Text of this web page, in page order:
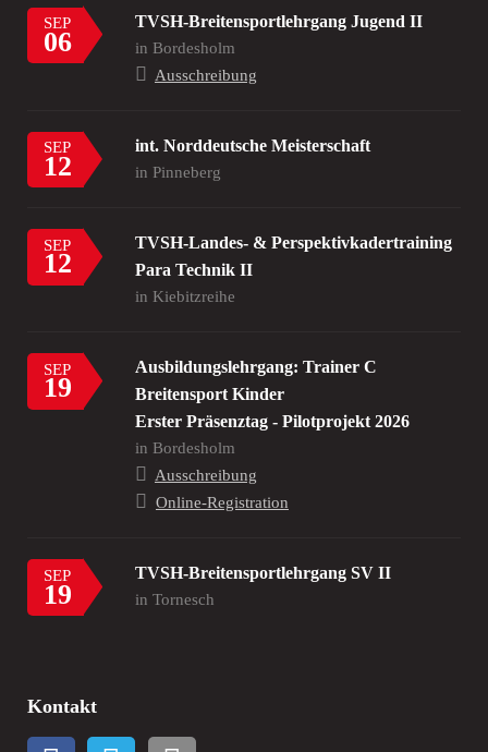
SEP
06
TVSH-Breitensportlehrgang Jugend II
in Bordesholm
Ausschreibung
SEP
12
int. Norddeutsche Meisterschaft
in Pinneberg
SEP
12
TVSH-Landes- & Perspektivkadertraining
Para Technik II
in Kiebitzreihe
SEP
19
Ausbildungslehrgang: Trainer C
Breitensport Kinder
Erster Präsenztag - Pilotprojekt 2026
in Bordesholm
Ausschreibung
Online-Registration
SEP
19
TVSH-Breitensportlehrgang SV II
in Tornesch
Kontakt